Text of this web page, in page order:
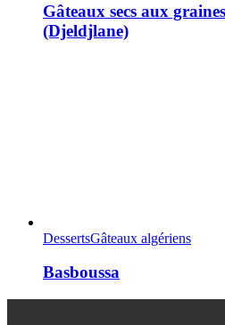
Gâteaux secs aux
(Djeldjlane)
DessertsGâteaux algériens
Basboussa